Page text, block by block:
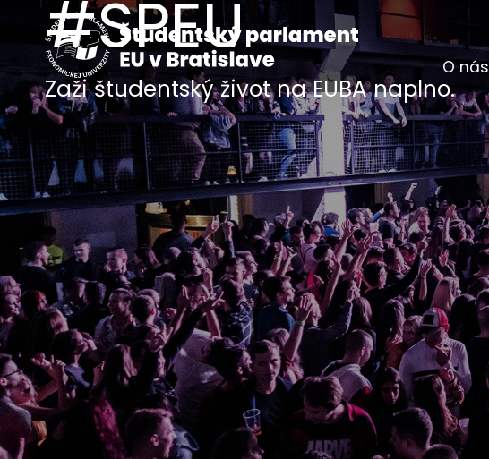
O nás
#SPEU
Zaži študentský život na EUBA naplno.